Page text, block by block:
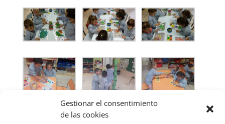
Gestionar el consentimiento
de las cookies